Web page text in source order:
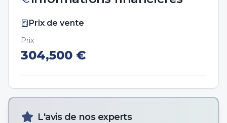
Prix de vente
Prix
304,500 €
L'avis de nos experts